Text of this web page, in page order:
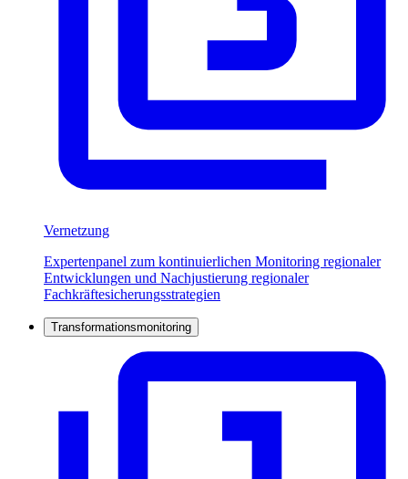
Vernetzung
Expertenpanel zum kontinuierlichen Monitoring regionaler
Entwicklungen und Nachjustierung regionaler
Fachkräftesicherungsstrategien
Transformationsmonitoring